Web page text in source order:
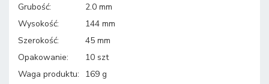
Grubość:
2.0 mm
Wysokość:
144 mm
Szerokość:
45 mm
Opakowanie:
10 szt
Waga produktu:
169 g